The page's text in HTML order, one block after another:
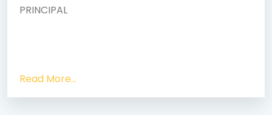
PRINCIPAL
Read More...